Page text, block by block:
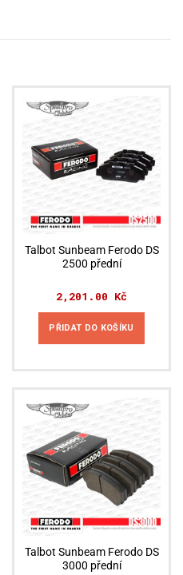
Talbot Sunbeam Ferodo DS
2500 přední
2,201.00 Kč
PŘIDAT DO KOŠÍKU
Talbot Sunbeam Ferodo DS
3000 přední